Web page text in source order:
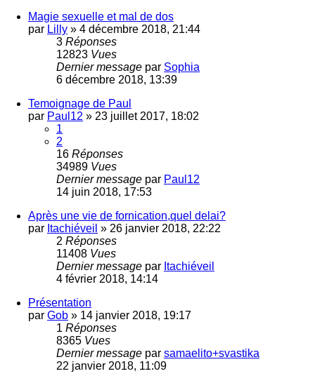
Magie sexuelle et mal de dos
par Lilly » 4 décembre 2018, 21:44
3 Réponses
12823 Vues
Dernier message par Sophia
6 décembre 2018, 13:39
Temoignage de Paul
par Paul12 » 23 juillet 2017, 18:02
1
2
16 Réponses
34989 Vues
Dernier message par Paul12
14 juin 2018, 17:53
Après une vie de fornication,quel delai?
par Itachiéveil » 26 janvier 2018, 22:22
2 Réponses
11408 Vues
Dernier message par Itachiéveil
4 février 2018, 14:14
Présentation
par Gob » 14 janvier 2018, 19:17
1 Réponses
8365 Vues
Dernier message par samaelito+svastika
22 janvier 2018, 11:09